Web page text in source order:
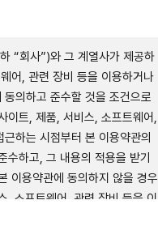
“회사”)와 그 계열사가 제공하
어, 관련 장비 등을 이용하거나
의하고 준수할 것을 조건으로
이트, 제품, 서비스, 소프트웨어,
하는 시점부터 본 이용약관의
하고, 그 내용의 적용을 받기
이용약관에 동의하지 않을 경우
, 소프트웨어, 관련 장비 등을 이
을 주의 깊게 읽으시기 바랍니